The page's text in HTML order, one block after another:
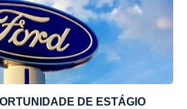
DE ESTÁGIO